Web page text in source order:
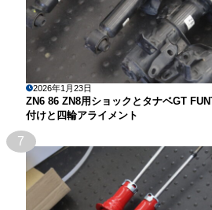
2026年1月23日
ZN6 86 ZN8用ショックとタナベGT
付けと四輪アライメント
7